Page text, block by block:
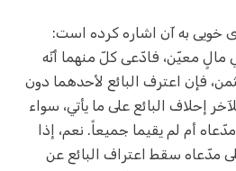
خویی به آن اشاره کرده است:
في مالٍ معيّن، فادّعى كلّ منهما أنّه
فإن اعترف البائع لأحدهما دون
إحلاف البائع على ما يأتي، سواء
أم لم يقيما جميعاً. نعم، إذا
مدّعاه سقط اعتراف البائع عن